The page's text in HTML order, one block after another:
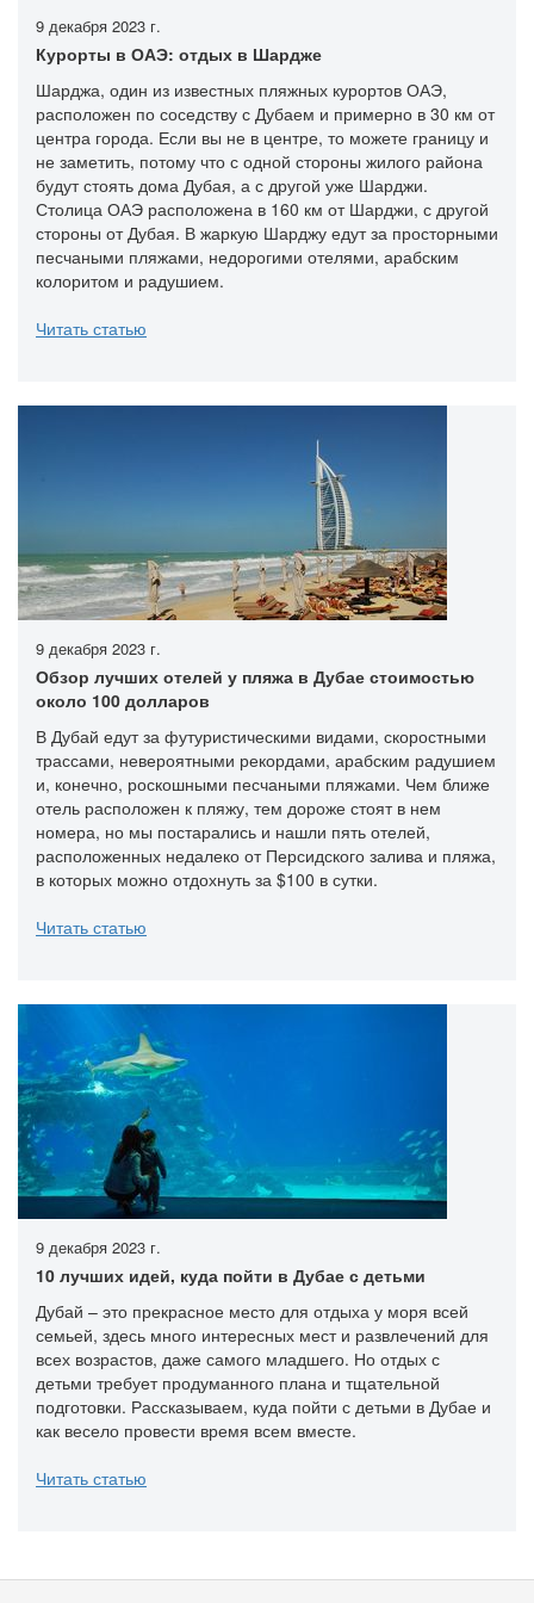
9 декабря 2023 г.
Курорты в ОАЭ: отдых в Шардже
Шарджа, один из известных пляжных курортов ОАЭ,
расположен по соседству с Дубаем и примерно в 30 км от
центра города. Если вы не в центре, то можете границу и
не заметить, потому что с одной стороны жилого района
будут стоять дома Дубая, а с другой уже Шарджи.
Столица ОАЭ расположена в 160 км от Шарджи, с другой
стороны от Дубая. В жаркую Шарджу едут за просторными
песчаными пляжами, недорогими отелями, арабским
колоритом и радушием.
Читать статью
9 декабря 2023 г.
Обзор лучших отелей у пляжа в Дубае стоимостью
около 100 долларов
В Дубай едут за футуристическими видами, скоростными
трассами, невероятными рекордами, арабским радушием
и, конечно, роскошными песчаными пляжами. Чем ближе
отель расположен к пляжу, тем дороже стоят в нем
номера, но мы постарались и нашли пять отелей,
расположенных недалеко от Персидского залива и пляжа,
в которых можно отдохнуть за $100 в сутки.
Читать статью
9 декабря 2023 г.
10 лучших идей, куда пойти в Дубае с детьми
Дубай – это прекрасное место для отдыха у моря всей
семьей, здесь много интересных мест и развлечений для
всех возрастов, даже самого младшего. Но отдых с
детьми требует продуманного плана и тщательной
подготовки. Рассказываем, куда пойти с детьми в Дубае и
как весело провести время всем вместе.
Читать статью